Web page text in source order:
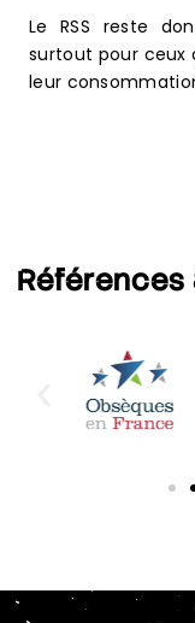
Le RSS reste
surtout pour ceux
leur
Références